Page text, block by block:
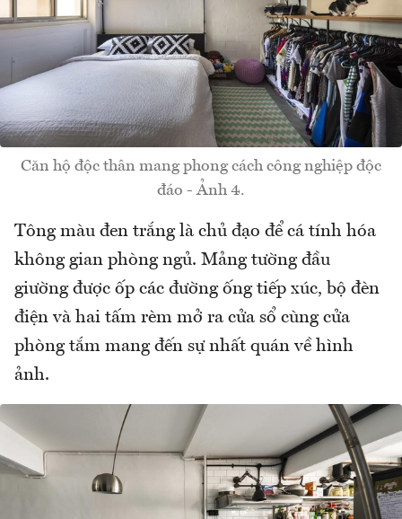
Căn hộ độc thân mang phong cách công nghiệp độc
đáo - Ảnh 4.
Tông màu đen trắng là chủ đạo để cá tính hóa
không gian phòng ngủ. Mảng tường đầu
giường được ốp các đường ống tiếp xúc, bộ đèn
điện và hai tấm rèm mở ra cửa sổ cùng cửa
phòng tắm mang đến sự nhất quán về hình
ảnh.